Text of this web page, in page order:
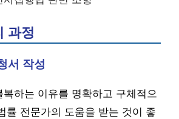
과정
서 작성
복하는 이유를 명확하고 구체적으
률 전문가의 도움을 받는 것이 좋